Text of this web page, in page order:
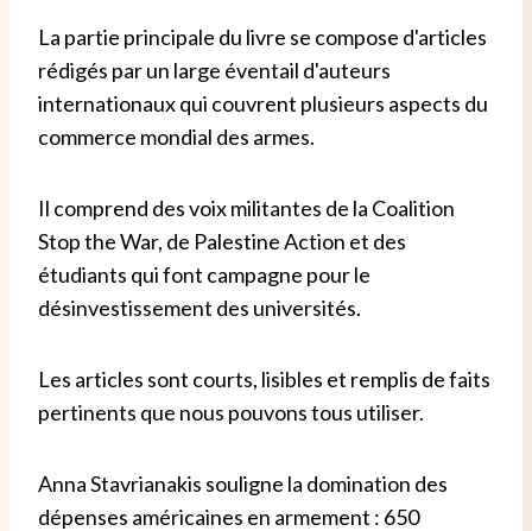
La partie principale du livre se compose d'articles
rédigés par un large éventail d'auteurs
internationaux qui couvrent plusieurs aspects du
commerce mondial des armes.
Il comprend des voix militantes de la Coalition
Stop the War, de Palestine Action et des
étudiants qui font campagne pour le
désinvestissement des universités.
Les articles sont courts, lisibles et remplis de faits
pertinents que nous pouvons tous utiliser.
Anna Stavrianakis souligne la domination des
dépenses américaines en armement : 650